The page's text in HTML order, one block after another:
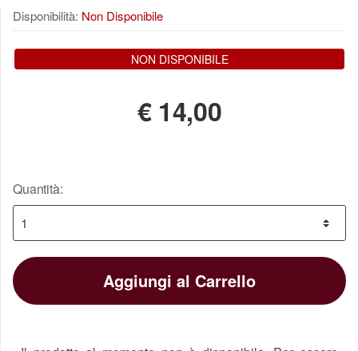
Disponibilità: Non Disponibile
NON DISPONIBILE
€ 14,00
Quantità:
Aggiungi al Carrello